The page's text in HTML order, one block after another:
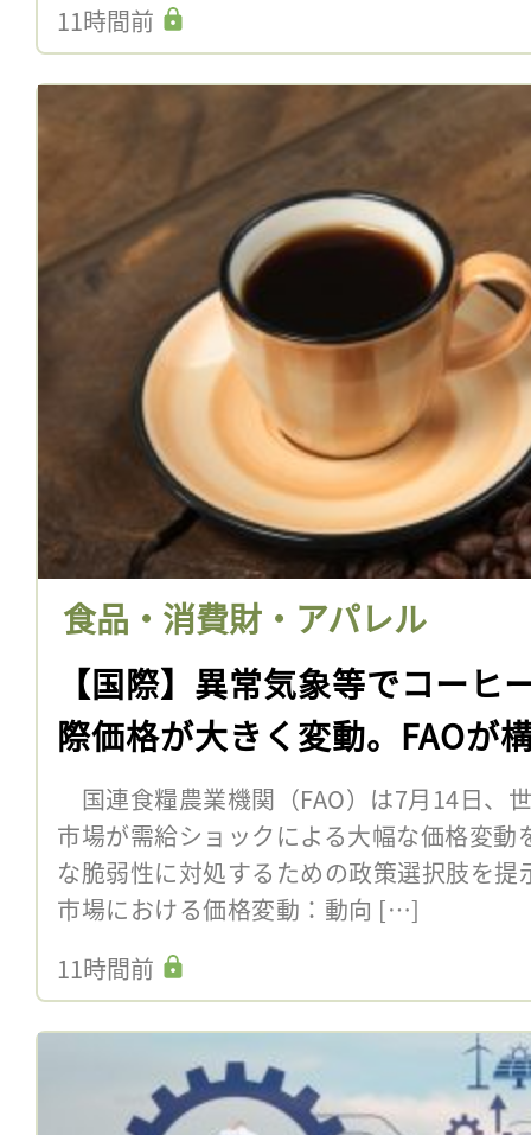
11時間前
食品・消費財・アパレル
【国際】異常気象等でコーヒ
際価格が大きく変動。FAOが
国連食糧農業機関（FAO）は7月14日、
市場が需給ショックによる大幅な価格変動
な脆弱性に対処するための政策選択肢を
市場における価格変動：動向 […]
11時間前